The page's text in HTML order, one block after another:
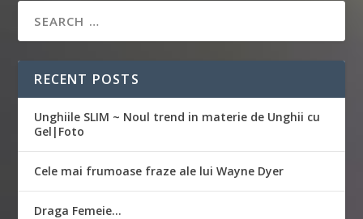
RECENT POSTS
Unghiile SLIM ~ Noul trend in materie de Unghii cu
Gel|Foto
Cele mai frumoase fraze ale lui Wayne Dyer
Draga Femeie…